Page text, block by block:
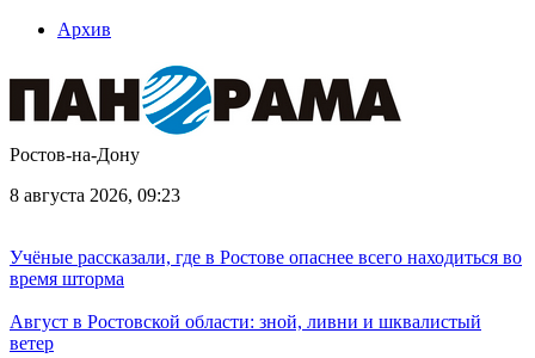
Архив
Ростов-на-Дону
8 августа 2026, 09:23
Учёные рассказали, где в Ростове опаснее всего находиться во
время шторма
Август в Ростовской области: зной, ливни и шквалистый
ветер